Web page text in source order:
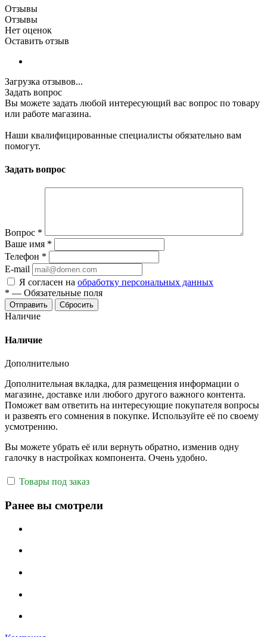
Отзывы
Отзывы
Нет оценок
Оставить отзыв
Загрузка отзывов...
Задать вопрос
Вы можете задать любой интересующий вас вопрос по товару
или работе магазина.
Наши квалифицированные специалисты обязательно вам
помогут.
Задать вопрос
Вопрос *
Ваше имя *
Телефон *
E-mail
Я согласен на обработку персональных данных
* — Обязательные поля
Отправить Сбросить
Наличие
Наличие
Дополнительно
Дополнительная вкладка, для размещения информации о
магазине, доставке или любого другого важного контента.
Поможет вам ответить на интересующие покупателя вопросы
и развеять его сомнения в покупке. Используйте её по своему
усмотрению.
Вы можете убрать её или вернуть обратно, изменив одну
галочку в настройках компонента. Очень удобно.
Товары под заказ
Ранее вы смотрели